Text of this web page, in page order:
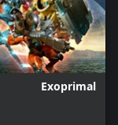
Exoprimal